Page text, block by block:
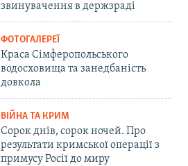
звинувачення в держзраді
ФОТОГАЛЕРЕЇ
Краса Сімферопольського
водосховища та занедбаність
довкола
ВІЙНА ТА КРИМ
Сорок днів, сорок ночей. Про
результати кримської операції з
примусу Росії до миру